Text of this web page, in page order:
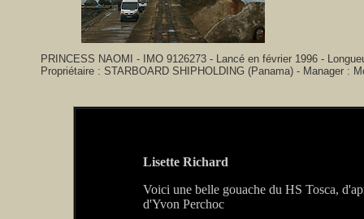
PRINCESS NAOMI - IMO 9126273 - Lancé en février 1996 -
Propriétaire : STARBOARD SHIPHOLDING (Panama) - Manager :
Lisette Richard
Voici une belle gouache du HS Tosca,
d'Yvon Perchoc